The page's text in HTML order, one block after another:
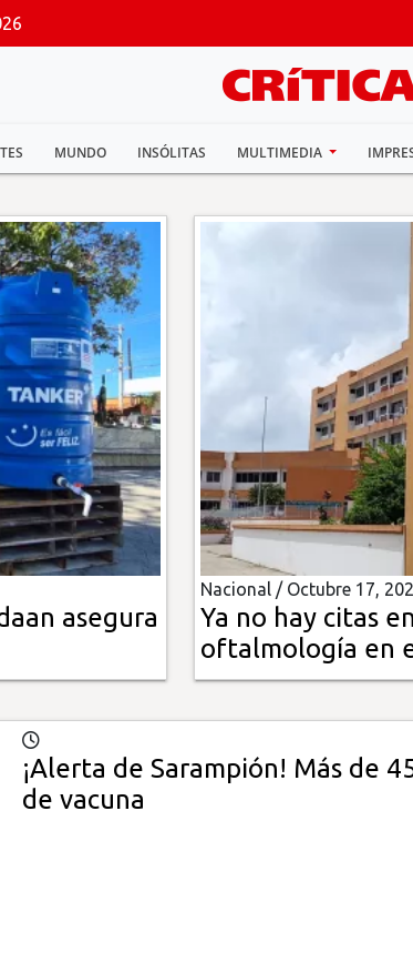
MUNDO INSÓLITAS MULTIMEDIA
asegura
Nacional / Octubre 17,
Ya no hay citas
oftalmología en
¡Alerta de Sarampión! Más de
de vacuna